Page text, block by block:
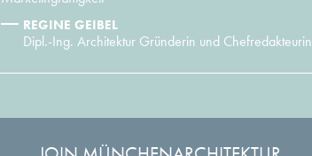
REGINE GEIBEL
Dipl.-Ing. Architektur Gründerin und Chefredakteurin